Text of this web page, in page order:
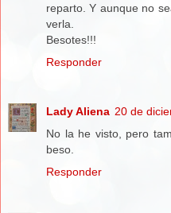
reparto. Y aunque no
verla.
Besotes!!!
Responder
Lady Aliena 20 de
No la he visto, pero
beso.
Responder